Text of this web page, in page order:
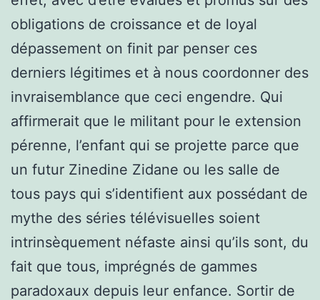
obligations de croissance et de loyal
dépassement on finit par penser ces
derniers légitimes et à nous coordonner des
invraisemblance que ceci engendre. Qui
affirmerait que le militant pour le extension
pérenne, l’enfant qui se projette parce que
un futur Zinedine Zidane ou les salle de
tous pays qui s’identifient aux possédant de
mythe des séries télévisuelles soient
intrinsèquement néfaste ainsi qu’ils sont, du
fait que tous, imprégnés de gammes
paradoxaux depuis leur enfance. Sortir de